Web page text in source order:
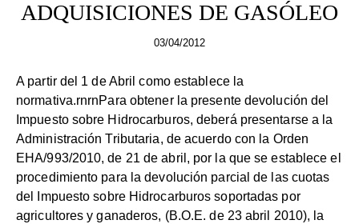
ADQUISICIONES DE GASÓLEO
03/04/2012
A partir del 1 de Abril como establece la
normativa.rnrnPara obtener la presente devolución del
Impuesto sobre Hidrocarburos, deberá presentarse a la
Administración Tributaria, de acuerdo con la Orden
EHA/993/2010, de 21 de abril, por la que se establece el
procedimiento para la devolución parcial de las cuotas
del Impuesto sobre Hidrocarburos soportadas por
agricultores y ganaderos, (B.O.E. de 23 abril 2010), la